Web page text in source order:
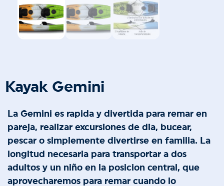
Kayak Gemini
La Gemini es rapida y divertida para remar en
pareja, realizar excursiones de dia, bucear,
pescar o simplemente divertirse en familia. La
longitud necesaria para transportar a dos
adultos y un niño en la posicion central, que
aprovecharemos para remar cuando lo